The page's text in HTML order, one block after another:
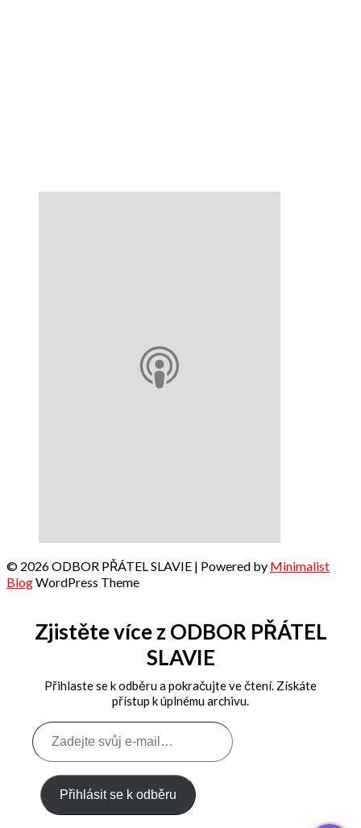
© 2026 ODBOR PŘÁTEL SLAVIE | Powered by Minimalist
BlogWordPress Theme
Zjistěte více z ODBOR PŘÁTEL
SLAVIE
Přihlaste se k odběru a pokračujte ve čtení. Získáte
přístup k úplnému archivu.
Zadejte
svůj
e-
mail…
Přihlásit se k odběru